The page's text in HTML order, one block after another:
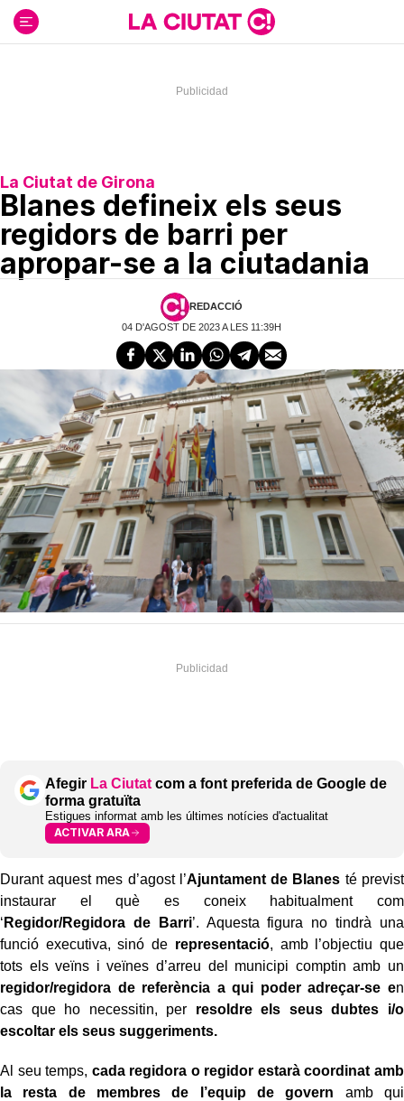
contenido
La Ciutat de Girona
Blanes defineix els seus
regidors de barri per
apropar-se a la ciutadania
REDACCIÓ
04 D'AGOST DE 2023 A LES 11:39H
Afegir La Ciutat com a font preferida de Google de
forma gratuïta
Estigues informat amb les últimes notícies d'actualitat
ACTIVAR ARA
Durant aquest mes d’agost l’Ajuntament de Blanes té previst
instaurar el què es coneix habitualment com
‘ Regidor/Regidora de Barri’. Aquesta figura no tindrà una
funció executiva, sinó de representació, amb l’objectiu que
tots els veïns i veïnes d’arreu del municipi comptin amb un
regidor/regidora de referència a qui poder adreçar-se en
cas que ho necessitin, per resoldre els seus dubtes i/o
escoltar els seus suggeriments.
Al seu temps, cada regidora o regidor estarà coordinat amb
la resta de membres de l’equip de govern amb qui